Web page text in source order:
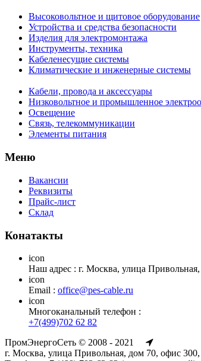
Высоковольтное и щитовое оборудование
Устройства и средства безопасности
Изделия для электромонтажа
Инструменты, техника
Кабеленесущие системы
Климатические и инженерные системы
Кабели, провода и аксессуары
Низковольтное и промышленное
Освещение
Связь, телекоммуникации
Элементы питания
Меню
Вакансии
Реквизиты
Прайс-лист
Склад
Конатакты
icon
Наш адрес : г. Москва, улица
icon
Email : office@pes-cable.ru
icon
Многоканальный телефон :
+7(499)702 62 82
ПромЭнергоСеть © 2008 - 2021
г. Москва, улица Привольная, дом 70, офис